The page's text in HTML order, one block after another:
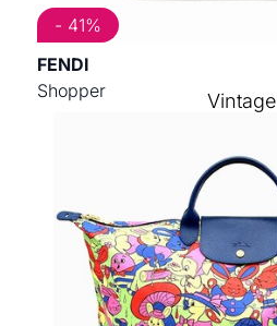
FENDI
Shopper
- 41%
Vintage